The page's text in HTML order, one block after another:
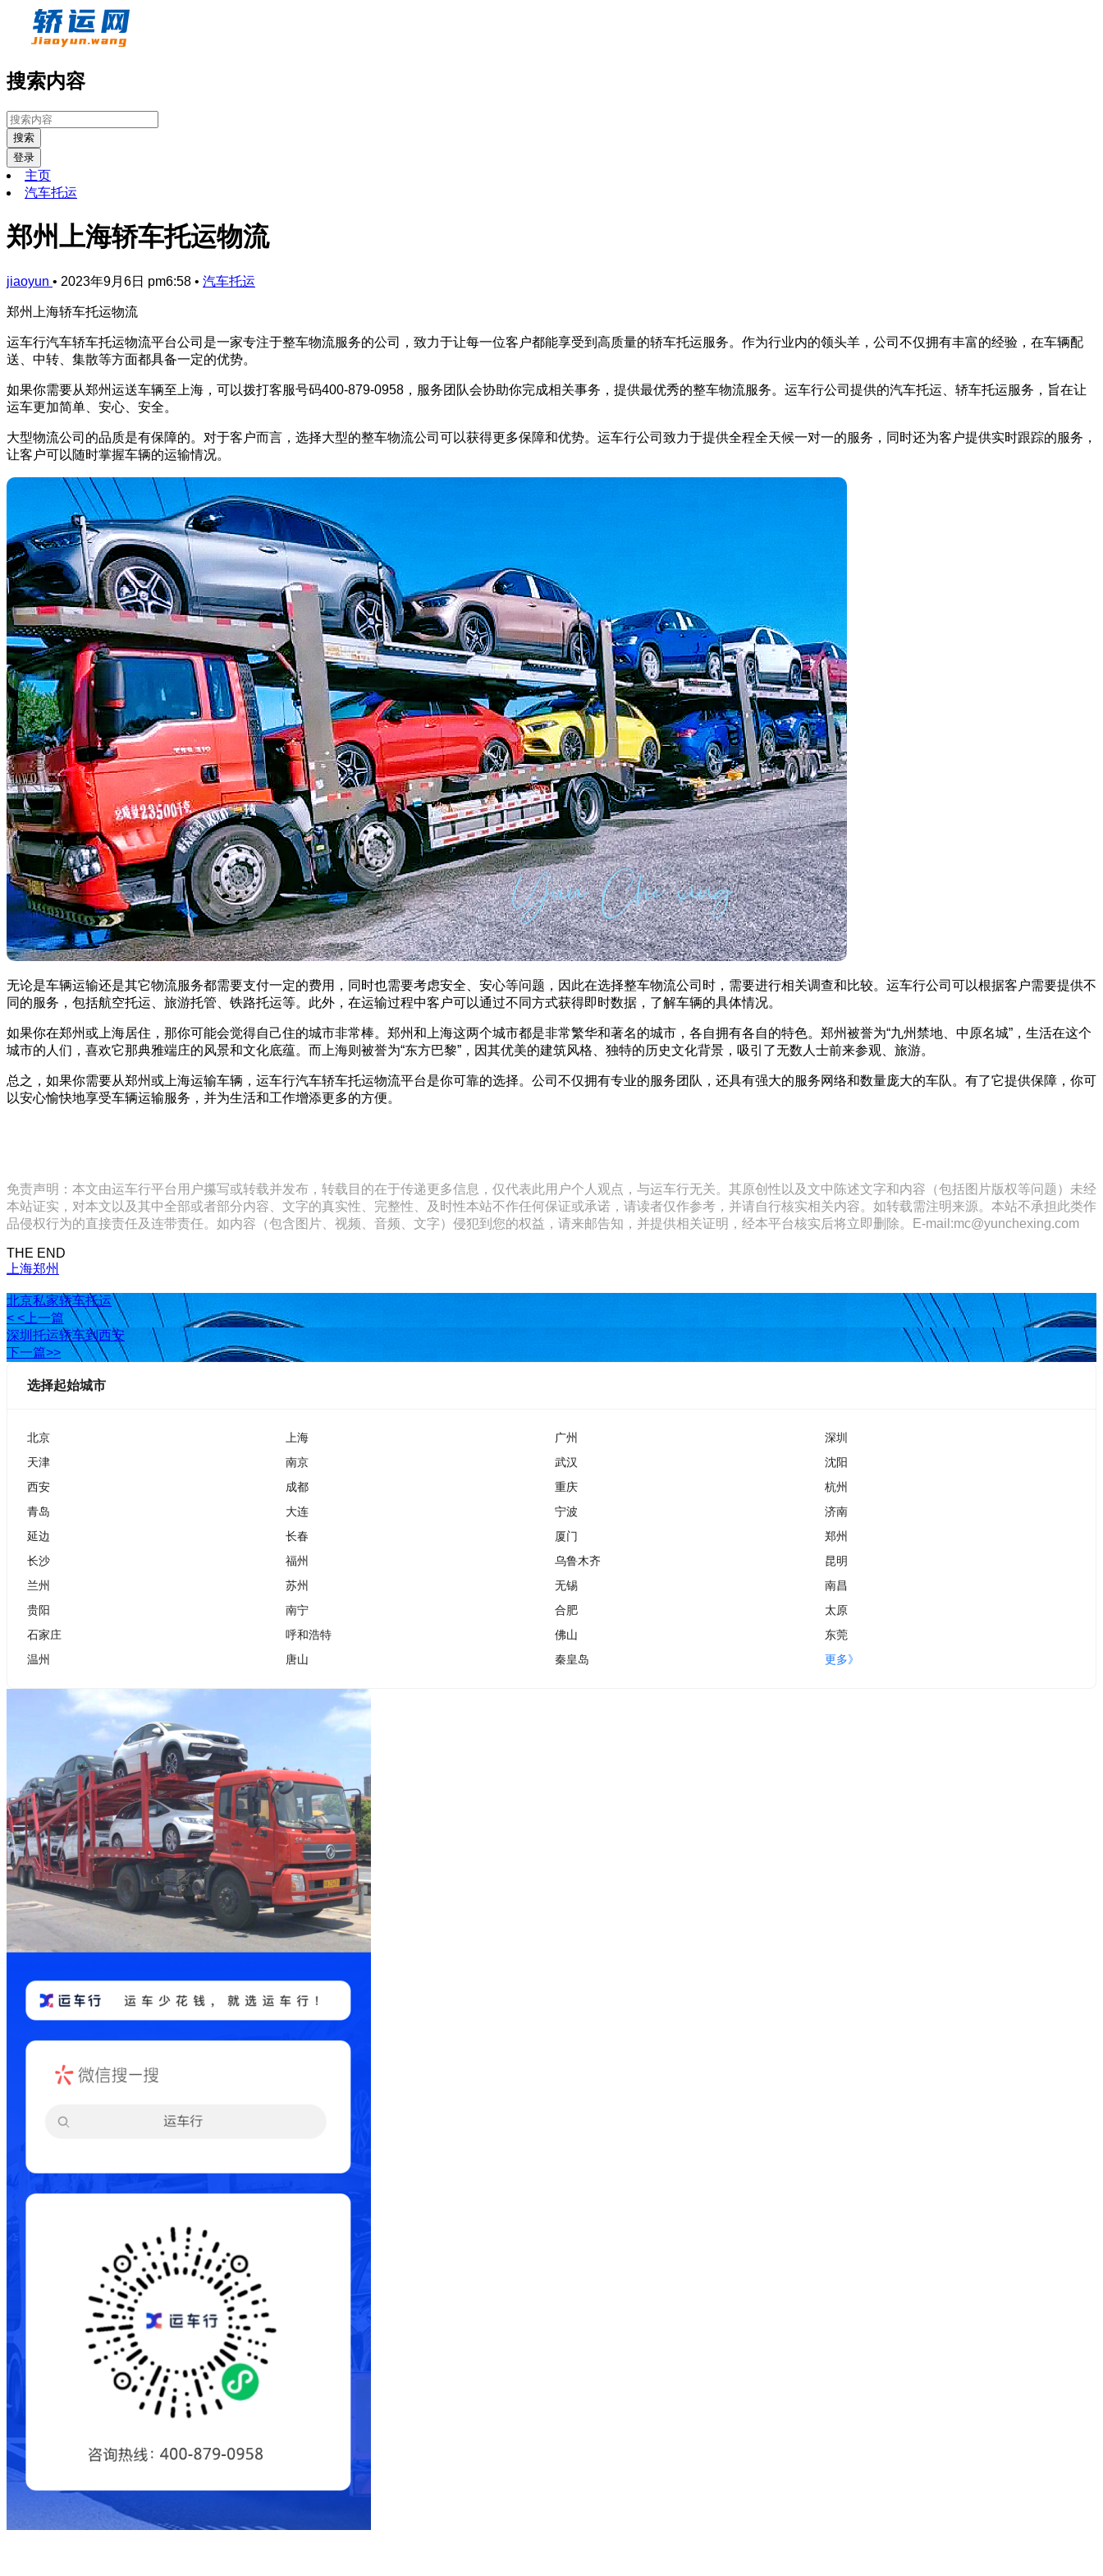
搜索内容
搜索
登录
主页
汽车托运
郑州上海轿车托运物流
jiaoyun • 2023年9月6日 pm6:58 • 汽车托运
郑州上海轿车托运物流
运车行汽车轿车托运物流平台公司是一家专注于整车物流服务的公司，致力于让每一位客户都能享受到高质量的轿车托运服务。作为行业内的领头羊，公司不仅拥有丰富的经验，在车辆配
送、中转、集散等方面都具备一定的优势。
如果你需要从郑州运送车辆至上海，可以拨打客服号码400-879-0958，服务团队会协助你完成相关事务，提供最优秀的整车物流服务。运车行公司提供的汽车托运、轿车托运服务，旨在让
运车更加简单、安心、安全。
大型物流公司的品质是有保障的。对于客户而言，选择大型的整车物流公司可以获得更多保障和优势。运车行公司致力于提供全程全天候一对一的服务，同时还为客户提供实时跟踪的服务，
让客户可以随时掌握车辆的运输情况。
无论是车辆运输还是其它物流服务都需要支付一定的费用，同时也需要考虑安全、安心等问题，因此在选择整车物流公司时，需要进行相关调查和比较。运车行公司可以根据客户需要提供不
同的服务，包括航空托运、旅游托管、铁路托运等。此外，在运输过程中客户可以通过不同方式获得即时数据，了解车辆的具体情况。
如果你在郑州或上海居住，那你可能会觉得自己住的城市非常棒。郑州和上海这两个城市都是非常繁华和著名的城市，各自拥有各自的特色。郑州被誉为“九州禁地、中原名城”，生活在这个
城市的人们，喜欢它那典雅端庄的风景和文化底蕴。而上海则被誉为“东方巴黎”，因其优美的建筑风格、独特的历史文化背景，吸引了无数人士前来参观、旅游。
总之，如果你需要从郑州或上海运输车辆，运车行汽车轿车托运物流平台是你可靠的选择。公司不仅拥有专业的服务团队，还具有强大的服务网络和数量庞大的车队。有了它提供保障，你可
以安心愉快地享受车辆运输服务，并为生活和工作增添更多的方便。
免责声明：本文由运车行平台用户攥写或转载并发布，转载目的在于传递更多信息，仅代表此用户个人观点，与运车行无关。其原创性以及文中陈述文字和内容（包括图片版权等问题）未经
本站证实，对本文以及其中全部或者部分内容、文字的真实性、完整性、及时性本站不作任何保证或承诺，请读者仅作参考，并请自行核实相关内容。如转载需注明来源。本站不承担此类作
品侵权行为的直接责任及连带责任。如内容（包含图片、视频、音频、文字）侵犯到您的权益，请来邮告知，并提供相关证明，经本平台核实后将立即删除。E-mail:mc@yunchexing.com
THE END
上海郑州
北京私家轿车托运
< <上一篇
深圳托运轿车到西安
下一篇>>
选择起始城市
北京 上海 广州
深圳
天津
南京 武汉
沈阳
西安
成都 重庆
杭州
青岛
大连 宁波
济南
延边
长春 厦门
郑州
长沙
福州 乌鲁木齐
昆明
兰州
苏州 无锡
南昌
贵阳
南宁 合肥
太原
石家庄
呼和浩特 佛山
东莞
温州
唐山 秦皇岛 更多》